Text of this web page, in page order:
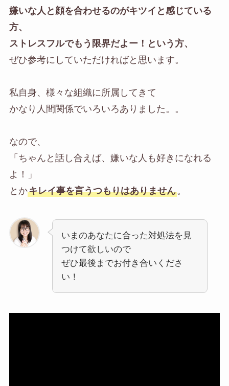
嫌いな人と顔を合わせるのがキツイと感じている
方、
ストレスフルでもう限界だよー！という方、
ぜひ参考にしていただければと思います。
私自身、様々な組織に所属してきて
かなり人間関係でいろいろありました。。
なので、
「ちゃんと話し合えば、嫌いな人も好きになれる
よ！」
とかキレイ事を言うつもりはありません。
いまのあなたに合った対処法を見
つけて欲しいので
ぜひ最後までお付き合いくださ
い！